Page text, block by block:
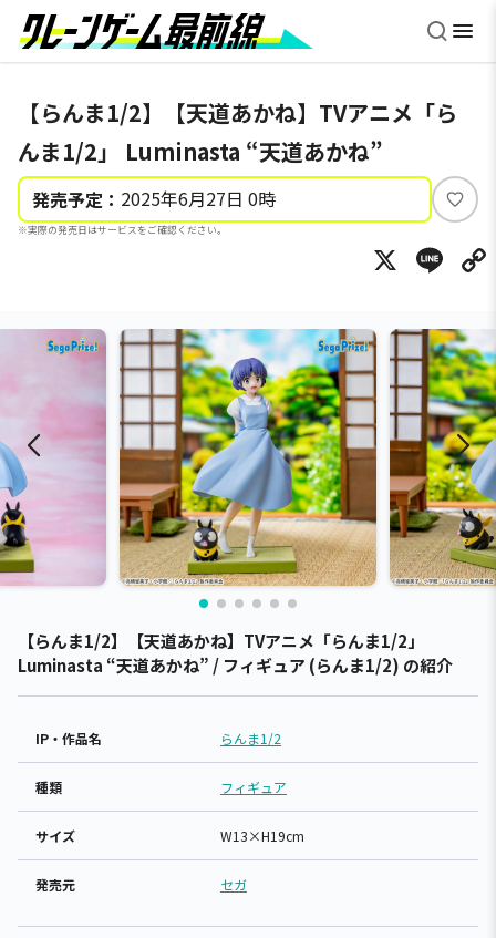
【らんま1/2】【天道あかね】TVアニメ「ら
んま1/2」 Luminasta “天道あかね”
発売予定： 2025年6月27日 0時
※実際の発売日はサービスをご確認ください。
い
ね
X
【らんま1/2】【天道あかね】TVアニメ「らんま1/2」
Luminasta “天道あかね” / フィギュア (らんま1/2) の紹介
IP・作品名 らんま1/2
種類 フィギュア
サイズ W13×H19cm
発売元 セガ